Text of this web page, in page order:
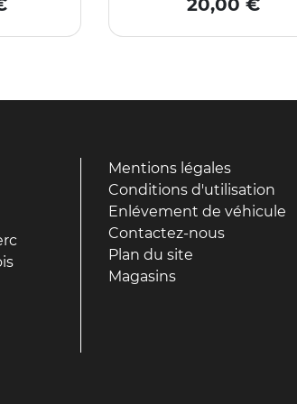
20,00 €
Mentions légales
Conditions d'utilisation
Enlévement de véhicule
Contactez-nous
Plan du site
Magasins